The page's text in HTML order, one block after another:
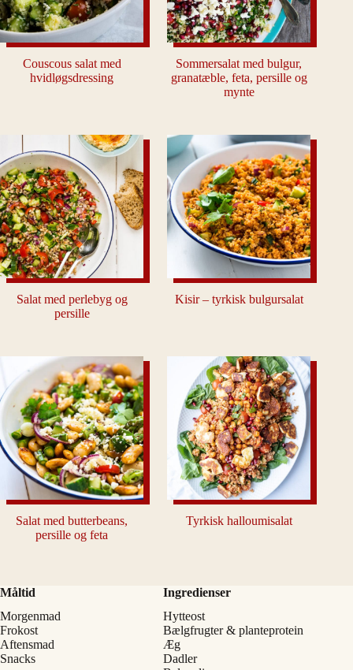
Couscous salat med
hvidløgsdressing
Sommersalat med bulgur,
granatæble, feta, persille og
mynte
Salat med perlebyg og
persille
Kisir – tyrkisk bulgursalat
Salat med butterbeans,
persille og feta
Tyrkisk halloumisalat
Måltid
Morgenmad
Frokost
Aftensmad
Snacks
Ingredienser
Hytteost
Bælgfrugter & planteprotein
Æg
Dadler